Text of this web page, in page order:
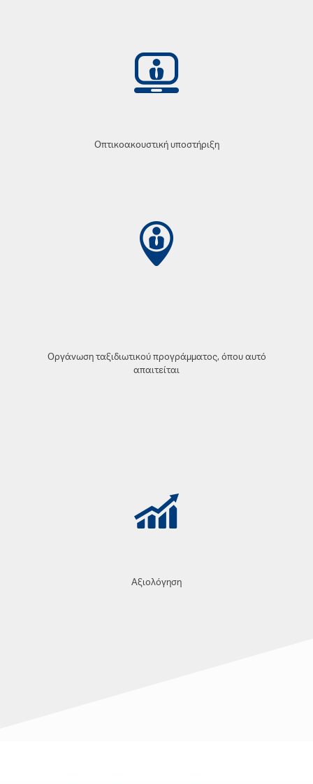
Οπτικοακουστική υποστήριξη
Οργάνωση ταξιδιωτικού προγράμματος, όπου αυτό
απαιτείται
Αξιολόγηση